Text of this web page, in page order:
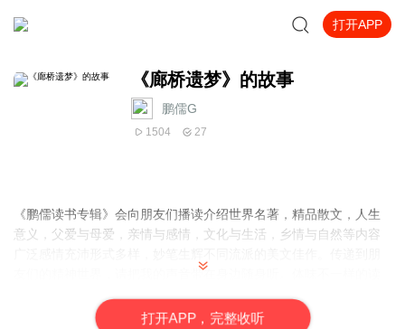
打开APP
《廊桥遗梦》的故事
鹏儒G
1504 27
《鹏儒读书专辑》会向朋友们播读介绍世界名著，精品散文，人生
意义，父爱与母爱，亲情与感情，文化与生活，乡情与自然等内容
友们的精神世界，请把我的声音带在身边随身听。体味不一样的读
打开APP，完整收听